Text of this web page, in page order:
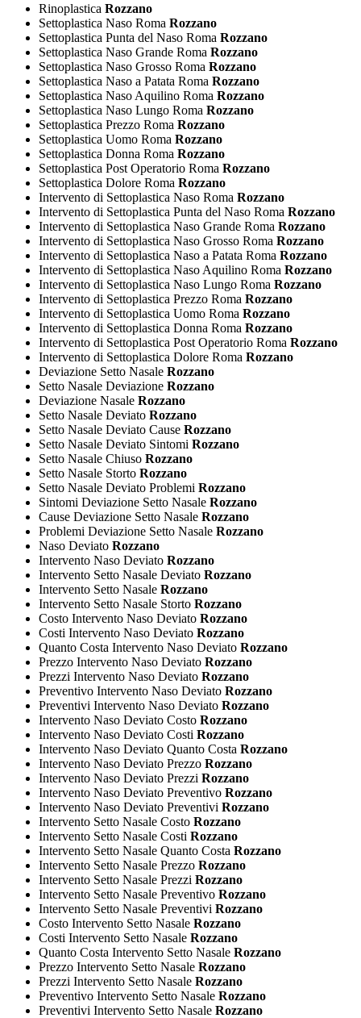
Rinoplastica Rozzano
Settoplastica Naso Roma Rozzano
Settoplastica Punta del Naso Roma Rozzano
Settoplastica Naso Grande Roma Rozzano
Settoplastica Naso Grosso Roma Rozzano
Settoplastica Naso a Patata Roma Rozzano
Settoplastica Naso Aquilino Roma Rozzano
Settoplastica Naso Lungo Roma Rozzano
Settoplastica Prezzo Roma Rozzano
Settoplastica Uomo Roma Rozzano
Settoplastica Donna Roma Rozzano
Settoplastica Post Operatorio Roma Rozzano
Settoplastica Dolore Roma Rozzano
Intervento di Settoplastica Naso Roma Rozzano
Intervento di Settoplastica Punta del Naso Roma Rozzano
Intervento di Settoplastica Naso Grande Roma Rozzano
Intervento di Settoplastica Naso Grosso Roma Rozzano
Intervento di Settoplastica Naso a Patata Roma Rozzano
Intervento di Settoplastica Naso Aquilino Roma Rozzano
Intervento di Settoplastica Naso Lungo Roma Rozzano
Intervento di Settoplastica Prezzo Roma Rozzano
Intervento di Settoplastica Uomo Roma Rozzano
Intervento di Settoplastica Donna Roma Rozzano
Intervento di Settoplastica Post Operatorio Roma Rozzano
Intervento di Settoplastica Dolore Roma Rozzano
Deviazione Setto Nasale Rozzano
Setto Nasale Deviazione Rozzano
Deviazione Nasale Rozzano
Setto Nasale Deviato Rozzano
Setto Nasale Deviato Cause Rozzano
Setto Nasale Deviato Sintomi Rozzano
Setto Nasale Chiuso Rozzano
Setto Nasale Storto Rozzano
Setto Nasale Deviato Problemi Rozzano
Sintomi Deviazione Setto Nasale Rozzano
Cause Deviazione Setto Nasale Rozzano
Problemi Deviazione Setto Nasale Rozzano
Naso Deviato Rozzano
Intervento Naso Deviato Rozzano
Intervento Setto Nasale Deviato Rozzano
Intervento Setto Nasale Rozzano
Intervento Setto Nasale Storto Rozzano
Costo Intervento Naso Deviato Rozzano
Costi Intervento Naso Deviato Rozzano
Quanto Costa Intervento Naso Deviato Rozzano
Prezzo Intervento Naso Deviato Rozzano
Prezzi Intervento Naso Deviato Rozzano
Preventivo Intervento Naso Deviato Rozzano
Preventivi Intervento Naso Deviato Rozzano
Intervento Naso Deviato Costo Rozzano
Intervento Naso Deviato Costi Rozzano
Intervento Naso Deviato Quanto Costa Rozzano
Intervento Naso Deviato Prezzo Rozzano
Intervento Naso Deviato Prezzi Rozzano
Intervento Naso Deviato Preventivo Rozzano
Intervento Naso Deviato Preventivi Rozzano
Intervento Setto Nasale Costo Rozzano
Intervento Setto Nasale Costi Rozzano
Intervento Setto Nasale Quanto Costa Rozzano
Intervento Setto Nasale Prezzo Rozzano
Intervento Setto Nasale Prezzi Rozzano
Intervento Setto Nasale Preventivo Rozzano
Intervento Setto Nasale Preventivi Rozzano
Costo Intervento Setto Nasale Rozzano
Costi Intervento Setto Nasale Rozzano
Quanto Costa Intervento Setto Nasale Rozzano
Prezzo Intervento Setto Nasale Rozzano
Prezzi Intervento Setto Nasale Rozzano
Preventivo Intervento Setto Nasale Rozzano
Preventivi Intervento Setto Nasale Rozzano